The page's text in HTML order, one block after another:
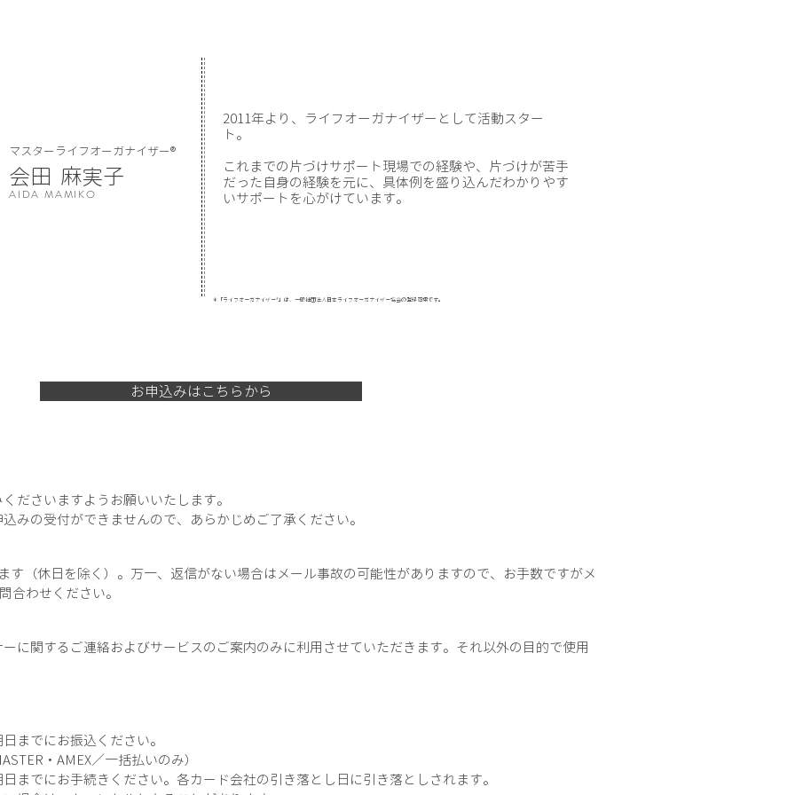
​マスターライフオーガナイザー®︎
​会田 麻実子
AIDA MAMIKO
2011年より、ライフオーガナイザーとして活動スター
ト。
これまでの片づけサポート現場での経験や、片づけが苦手
だった自身の経験を元に、具体例を盛り込んだわかりやす
いサポートを心がけています。
＊「ライフオーガナイザー®︎」は、一般社団法人日本ライフオーガナイザー協会の登録商標です。
お申込みはこちらから
ださいますようお願いいたします。
みの受付ができませんので、あらかじめご了承ください。
す（休日を除く）。万一、返信がない場合はメール事故の可能性がありますので、お手数ですがメ
合わせください。
に関するご連絡およびサービスのご案内のみに利用させていただきます。それ以外の目的で使用
までにお振込ください。
・AMEX／一括払いのみ）
までにお手続きください。各カード会社の引き落とし日に引き落としされます。